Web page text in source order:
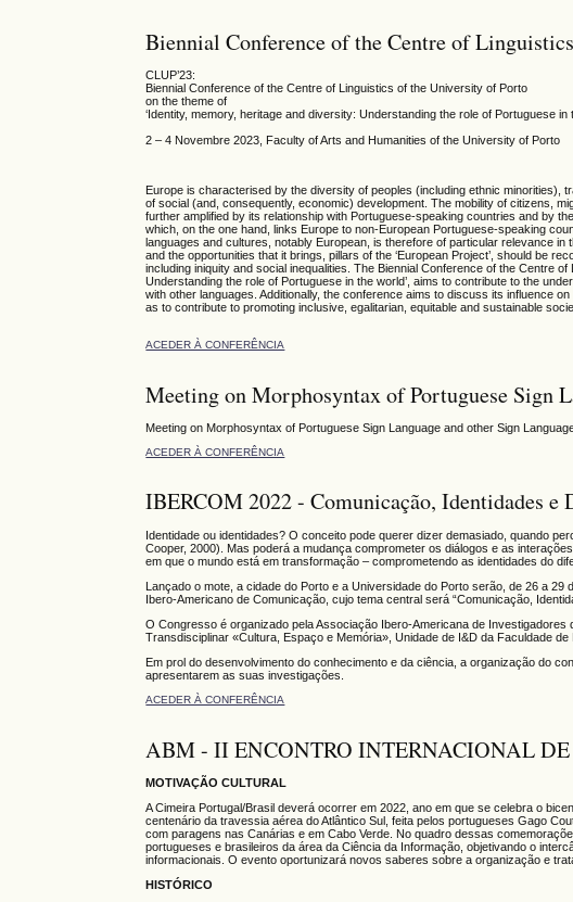
Biennial Conference of the Centre of
CLUP’23:
Biennial Conference of the Centre of Linguistics of the University of Porto
on the theme of
‘Identity, memory, heritage and diversity: Understanding the role of Portuguese in
2 – 4 Novembre 2023, Faculty of Arts and Humanities of the University of Porto
Europe is characterised by the diversity of peoples (including ethnic minorities),
of social (and, consequently, economic) development. The mobility of citizens,
further amplified by its relationship with Portuguese-speaking countries and by
which, on the one hand, links Europe to non-European Portuguese-speaking
languages and cultures, notably European, is therefore of particular relevance
and the opportunities that it brings, pillars of the ‘European Project’, should be
including iniquity and social inequalities. The Biennial Conference of the Centre
Understanding the role of Portuguese in the world’, aims to contribute to the
with other languages. Additionally, the conference aims to discuss its influence
as to contribute to promoting inclusive, egalitarian, equitable and sustainable
ACEDER À CONFERÊNCIA
Meeting on Morphosyntax of Portuguese Sign
Meeting on Morphosyntax of Portuguese Sign Language and other Sign
ACEDER À CONFERÊNCIA
IBERCOM 2022 - Comunicação, Identidades e
Identidade ou identidades? O conceito pode querer dizer demasiado, quando
Cooper, 2000). Mas poderá a mudança comprometer os diálogos e as
em que o mundo está em transformação – comprometendo as identidades do
Lançado o mote, a cidade do Porto e a Universidade do Porto serão, de 26 a
Ibero-Americano de Comunicação, cujo tema central será “Comunicação,
O Congresso é organizado pela Associação Ibero-Americana de
Transdisciplinar «Cultura, Espaço e Memória», Unidade de I&D da Faculdade
Em prol do desenvolvimento do conhecimento e da ciência, a organização do
apresentarem as suas investigações.
ACEDER À CONFERÊNCIA
ABM - II ENCONTRO INTERNACIONAL
MOTIVAÇÃO CULTURAL
A Cimeira Portugal/Brasil deverá ocorrer em 2022, ano em que se celebra o
centenário da travessia aérea do Atlântico Sul, feita pelos portugueses Gago
com paragens nas Canárias e em Cabo Verde. No quadro dessas
portugueses e brasileiros da área da Ciência da Informação, objetivando o
informacionais. O evento oportunizará novos saberes sobre a organização e
HISTÓRICO